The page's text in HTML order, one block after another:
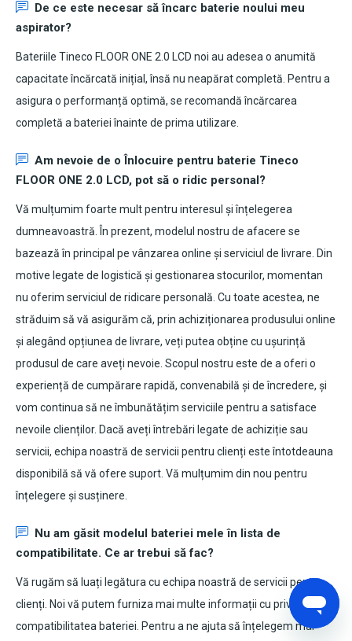
De ce este necesar să încarc baterie noului meu
aspirator?
Bateriile Tineco FLOOR ONE 2.0 LCD noi au adesea o anumită
capacitate încărcată inițial, însă nu neapărat completă. Pentru a
asigura o performanță optimă, se recomandă încărcarea
completă a bateriei înainte de prima utilizare.
Am nevoie de o Înlocuire pentru baterie Tineco
FLOOR ONE 2.0 LCD, pot să o ridic personal?
Vă mulțumim foarte mult pentru interesul și înțelegerea
dumneavoastră. În prezent, modelul nostru de afacere se
bazează în principal pe vânzarea online și serviciul de livrare. Din
motive legate de logistică și gestionarea stocurilor, momentan
nu oferim serviciul de ridicare personală. Cu toate acestea, ne
străduim să vă asigurăm că, prin achiziționarea produsului online
și alegând opțiunea de livrare, veți putea obține cu ușurință
produsul de care aveți nevoie. Scopul nostru este de a oferi o
experiență de cumpărare rapidă, convenabilă și de încredere, și
vom continua să ne îmbunătățim serviciile pentru a satisface
nevoile clienților. Dacă aveți întrebări legate de achiziție sau
servicii, echipa noastră de servicii pentru clienți este întotdeauna
disponibilă să vă ofere suport. Vă mulțumim din nou pentru
înțelegere și susținere.
Nu am găsit modelul bateriei mele în lista de
compatibilitate. Ce ar trebui să fac?
Vă rugăm să luați legătura cu echipa noastră de servicii pentru
clienți. Noi vă putem furniza mai multe informații cu privire la
compatibilitatea bateriei. Pentru a ne ajuta să înțelegem mai